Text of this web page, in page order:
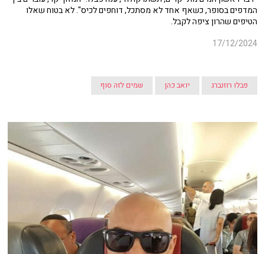
המדפים בסופר, כשאף אחד לא מסתכל, דוחפים לכיס". לא בטוח שאלו
הטיפים שהרון ציפה לקבל.
17/12/2024
פבלו רוזנברג יואב כהן שמים לזה סוף